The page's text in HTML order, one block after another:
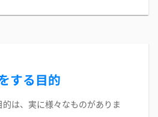
する目的
は、実に様々なものがありま